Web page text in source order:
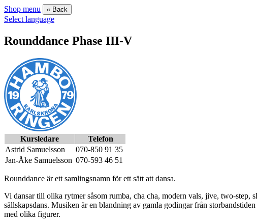
Shop menu « Back
Select language
Rounddance Phase III-V
Kursledare
Telefon
Astrid Samuelsson
070-850 91 35
Jan-Åke Samuelsson 070-593 46 51
Rounddance är ett samlingsnamn för ett sätt att dansa.
Vi dansar till olika rytmer såsom rumba, cha cha, modern vals, jive, two-step,
sällskapsdans. Musiken är en blandning av gamla godingar från
med olika figurer.